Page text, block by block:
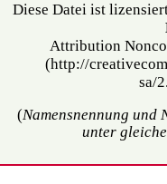
Diese Datei ist
Attribution
(Namensnennung und
unter